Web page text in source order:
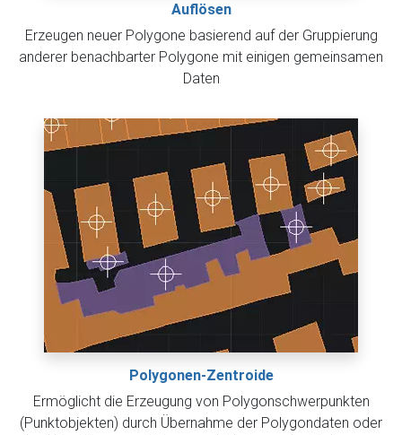
Auflösen
Erzeugen neuer Polygone basierend auf der Gruppierung
anderer benachbarter Polygone mit einigen gemeinsamen
Daten
Polygonen-Zentroide
Ermöglicht die Erzeugung von Polygonschwerpunkten
(Punktobjekten) durch Übernahme der Polygondaten oder